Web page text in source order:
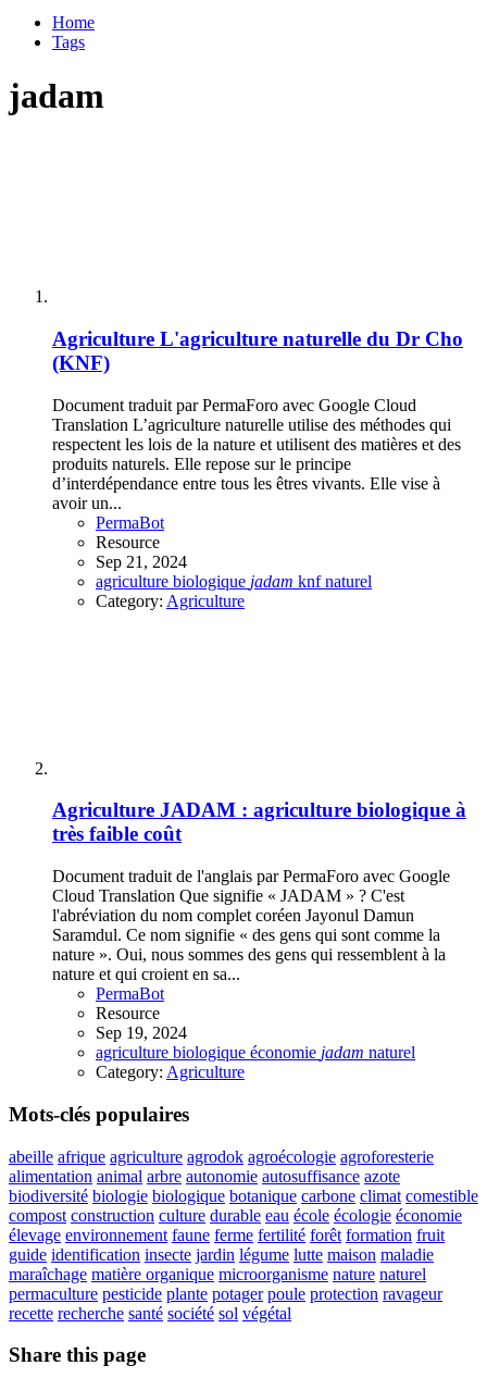
Home
Tags
jadam
Agriculture L'agriculture naturelle du Dr Cho
(KNF)
Document traduit par PermaForo avec Google Cloud
Translation L’agriculture naturelle utilise des méthodes qui
respectent les lois de la nature et utilisent des matières et des
produits naturels. Elle repose sur le principe
d’interdépendance entre tous les êtres vivants. Elle vise à
avoir un...
PermaBot
Resource
Sep 21, 2024
agriculture biologique jadam knfnaturel
Category: Agriculture
Agriculture JADAM : agriculture biologique à
très faible coût
Document traduit de l'anglais par PermaForo avec Google
Cloud Translation Que signifie « JADAM » ? C'est
l'abréviation du nom complet coréen Jayonul Damun
Saramdul. Ce nom signifie « des gens qui sont comme la
nature ». Oui, nous sommes des gens qui ressemblent à la
nature et qui croient en sa...
PermaBot
Resource
Sep 19, 2024
agriculture biologique économie jadam naturel
Category: Agriculture
Mots-clés populaires
abeille afrique agriculture agrodok agroécologie agroforesterie
alimentation animal arbre autonomie autosuffisance azote
biodiversité biologie biologique botanique carbone climat comestible
compost construction culture durable eau école écologie économie
élevage environnement faune ferme fertilité forêt formation fruit
guide identification insecte jardin légume lutte maison maladie
maraîchage matière organique microorganisme nature naturel
permaculture pesticide plante potager poule protection ravageur
recette recherche santé société sol végétal
Share this page